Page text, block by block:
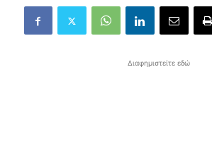
Διαφημιστείτε εδώ